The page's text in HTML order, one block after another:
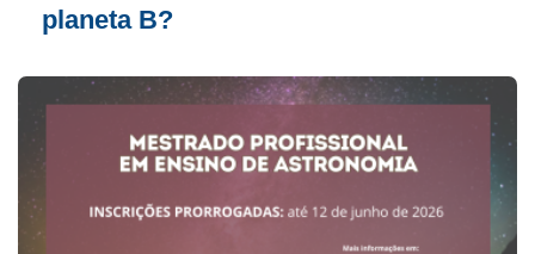
planeta B?